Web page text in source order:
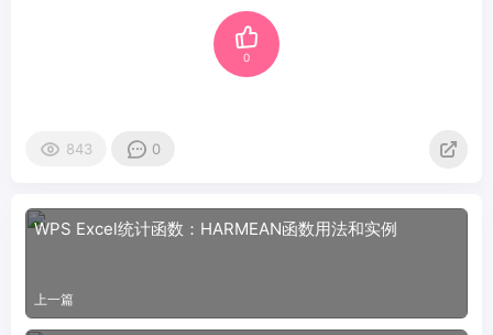
0
843 0
WPS Excel统计函数：HARMEAN函数用法和实例
上一篇